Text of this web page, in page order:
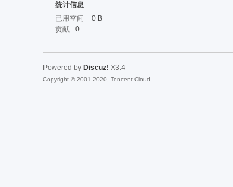
|Ja
统计信息
已用空间
0 B
贡献
0
Powered by Discuz! X3.4
Copyright © 2001-2020, Tencent Cloud.